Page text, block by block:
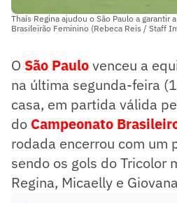
Thaís Regina ajudou o São Paulo a garantir
Brasileirão Feminino (Rebeca Reis / Staff
O São Paulovenceu a
na última segunda-feira
casa, em partida válida
do Campeonato
rodada encerrou com um
sendo os gols do Tricolor
Regina, Micaelly e